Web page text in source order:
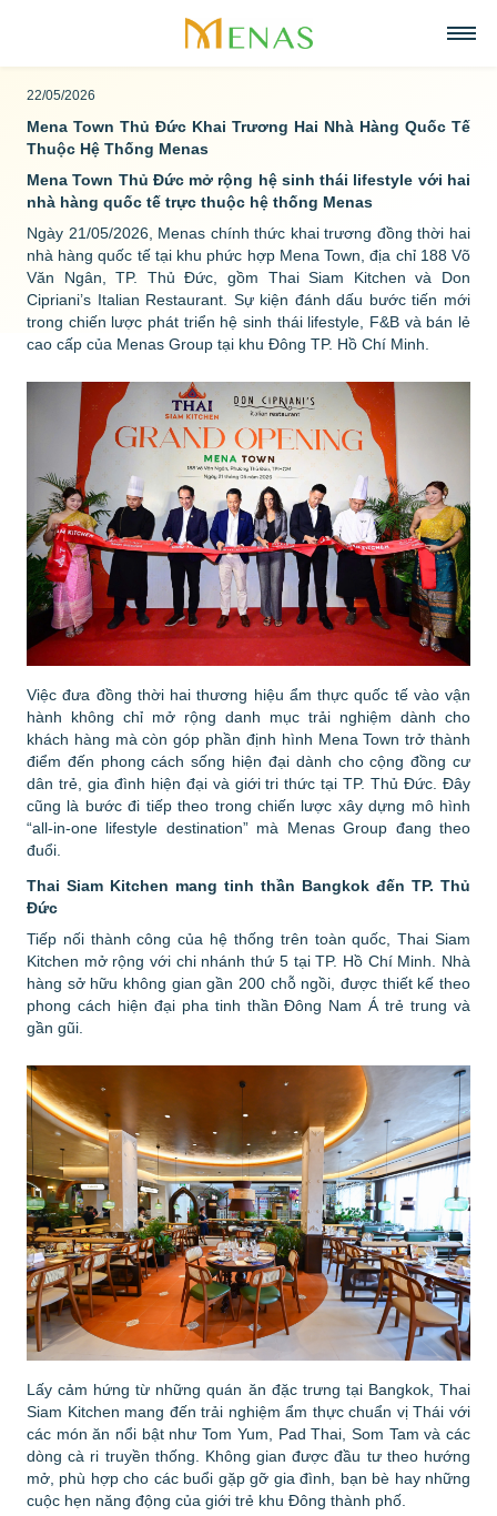
Về chúng tôi
Về Menas Group
Tầm nhìn, sứ mệnh, giá trị cốt lõi
Menas & Cam Kết ESG
Trách nhiệm xã hội
Dự án tiêu biểu
Siêu thị
Bán lẻ
Ẩm thực
Mỹ phẩm & Nước hoa
Quản lý tài sản
Khách sạn & Nghỉ dưỡng
Tin tức & Sự kiện
Tuyển dụng
Trở thành đối tác
Liên hệ
Tiếng Việt
中文
22/05/2026
Mena Town Thủ Đức Khai Trương Hai Nhà Hàng Quốc Tế
Thuộc Hệ Thống Menas
Mena Town Thủ Đức mở rộng hệ sinh thái lifestyle với hai
nhà hàng quốc tế trực thuộc hệ thống Menas
Ngày 21/05/2026, Menas chính thức khai trương đồng thời hai
nhà hàng quốc tế tại khu phức hợp Mena Town , địa chỉ 188 Võ
Văn Ngân, TP. Thủ Đức, gồm Thai Siam Kitchen và Don
Cipriani’s Italian Restaurant. Sự kiện đánh dấu bước tiến mới
trong chiến lược phát triển hệ sinh thái lifestyle, F&B và bán lẻ
cao cấp của Menas Group tại khu Đông TP. Hồ Chí Minh.
Việc đưa đồng thời hai thương hiệu ẩm thực quốc tế vào vận
hành không chỉ mở rộng danh mục trải nghiệm dành cho
khách hàng mà còn góp phần định hình Mena Town trở thành
điểm đến phong cách sống hiện đại dành cho cộng đồng cư
dân trẻ, gia đình hiện đại và giới tri thức tại TP. Thủ Đức. Đây
cũng là bước đi tiếp theo trong chiến lược xây dựng mô hình
“all-in-one lifestyle destination”mà Menas Group đang theo
đuổi.
Thai Siam Kitchen mang tinh thần Bangkok đến TP. Thủ
Đức
Tiếp nối thành công của hệ thống trên toàn quốc, Thai Siam
Kitchen mở rộng với chi nhánh thứ 5 tại TP. Hồ Chí Minh. Nhà
hàng sở hữu không gian gần 200 chỗ ngồi, được thiết kế theo
phong cách hiện đại pha tinh thần Đông Nam Á trẻ trung và
gần gũi.
Lấy cảm hứng từ những quán ăn đặc trưng tại Bangkok, Thai
Siam Kitchen mang đến trải nghiệm ẩm thực chuẩn vị Thái với
các món ăn nổi bật như Tom Yum, Pad Thai, Som Tam và các
dòng cà ri truyền thống. Không gian được đầu tư theo hướng
mở, phù hợp cho các buổi gặp gỡ gia đình, bạn bè hay những
cuộc hẹn năng động của giới trẻ khu Đông thành phố.